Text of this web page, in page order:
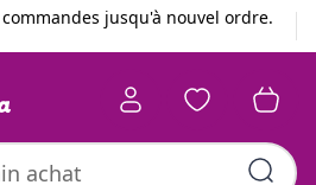
jusqu'à nouvel ordre.